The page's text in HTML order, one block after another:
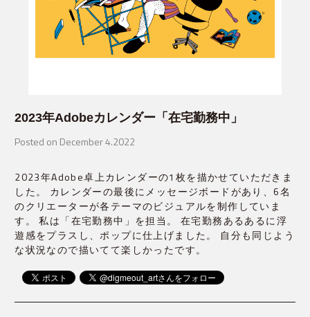
2023年Adobeカレンダー「在宅勤務中」
Posted on December 4.2022
2023年Adobe卓上カレンダーの1枚を描かせていただきま
した。 カレンダーの最後にメッセージボードがあり、6名
のクリエーターが各テーマのビジュアルを制作していま
す。 私は「在宅勤務中」を担当。 在宅勤務あるあるに浮
遊感をプラスし、ポップに仕上げました。 自分も同じよう
な状況なので描いてて楽しかったです。